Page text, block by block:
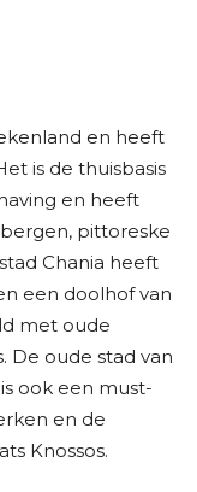
en heeft
is de thuisbasis
en heeft
pittoreske
Chania heeft
een doolhof van
met oude
De oude stad van
ook een must-
en de
Knossos.